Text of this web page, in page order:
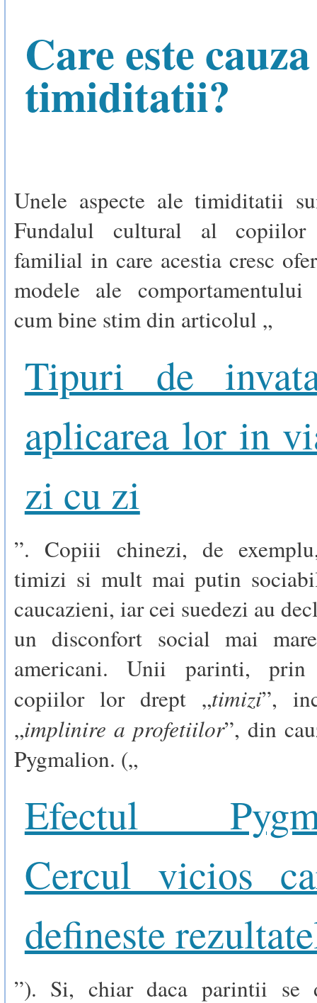
Care este cauza
timiditatii?
Unele aspecte ale timiditatii
Fundalul cultural al
familial in care acestia cresc
modele ale comportamentului
cum bine stim din articolul „
Tipuri de
aplicarea lor in
zi cu zi
”. Copiii chinezi, de
timizi si mult mai putin
caucazieni, iar cei suedezi au
un disconfort social mai
americani. Unii parinti, prin
copiilor lor drept „timizi”,
„implinire a profetiilor”, din
Pygmalion. („
Efectul
Cercul vicios
defineste
”). Si, chiar daca parintii se